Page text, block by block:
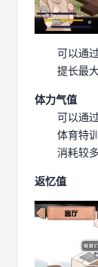
可以通
提长最大
体力气值
可以通
体育特
消耗较
返忆值